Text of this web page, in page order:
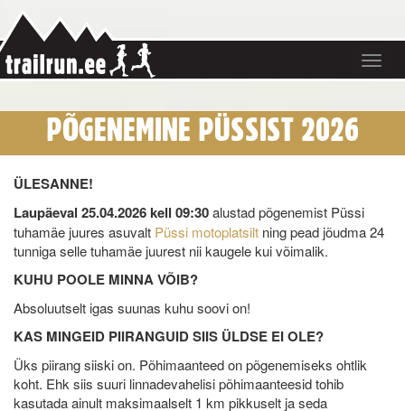
Toggle
PÕGENEMINE PÜSSIST 2026
ÜLESANNE!
Laupäeval 25.04.2026 kell 09:30alustad põgenemist Püssi
tuhamäe juures asuvalt Püssi motoplatsilt ning pead jõudma 24
tunniga selle tuhamäe juurest nii kaugele kui võimalik.
KUHU POOLE MINNA VÕIB?
Absoluutselt igas suunas kuhu soovi on!
KAS MINGEID PIIRANGUID SIIS ÜLDSE EI OLE?
Üks piirang siiski on. Põhimaanteed on põgenemiseks ohtlik
koht. Ehk siis suuri linnadevahelisi põhimaanteesid tohib
kasutada ainult maksimaalselt 1 km pikkuselt ja seda